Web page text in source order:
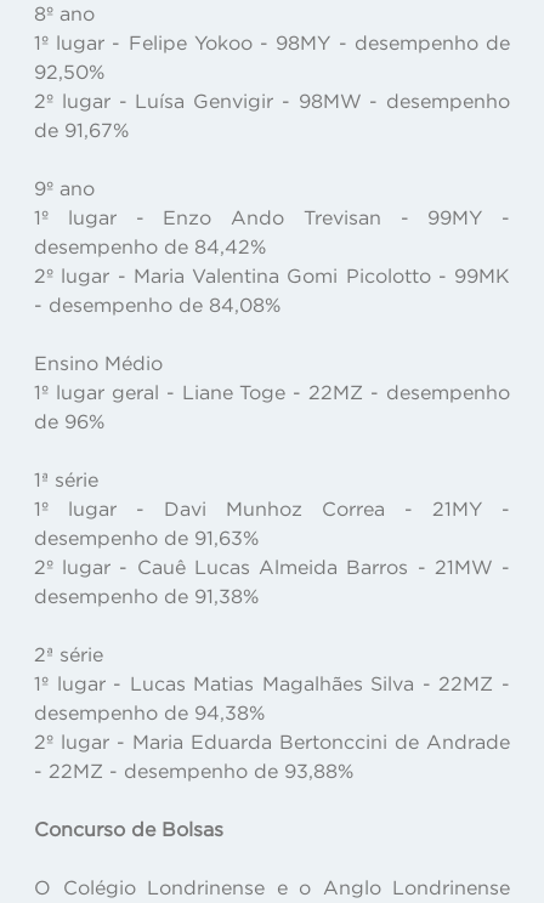
8º ano
1º lugar - Felipe Yokoo - 98MY - desempenho de
92,50%
2º lugar - Luísa Genvigir - 98MW - desempenho
de 91,67%
9º ano
1º lugar - Enzo Ando Trevisan - 99MY -
desempenho de 84,42%
2º lugar - Maria Valentina Gomi Picolotto - 99MK
- desempenho de 84,08%
Ensino Médio
1º lugar geral - Liane Toge - 22MZ - desempenho
de 96%
1ª série
1º lugar - Davi Munhoz Correa - 21MY -
desempenho de 91,63%
2º lugar - Cauê Lucas Almeida Barros - 21MW -
desempenho de 91,38%
2ª série
1º lugar - Lucas Matias Magalhães Silva - 22MZ -
desempenho de 94,38%
2º lugar - Maria Eduarda Bertonccini de Andrade
- 22MZ - desempenho de 93,88%
Concurso de Bolsas
O Colégio Londrinense e o Anglo Londrinense